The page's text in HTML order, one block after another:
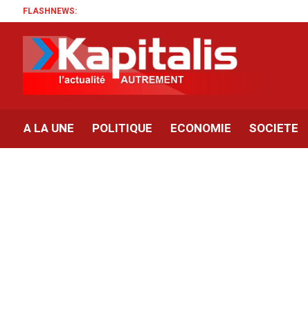
FLASHNEWS:
A LA UNE POLITIQUE ECONOMIE SOCIETE